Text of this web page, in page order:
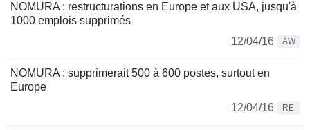
NOMURA : restructurations en Europe et aux USA, jusqu'à
1000 emplois supprimés
12/04/16
AW
NOMURA : supprimerait 500 à 600 postes, surtout en
Europe
12/04/16
RE